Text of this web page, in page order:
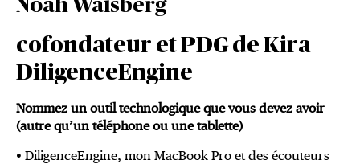
Noah Waisberg
cofondateur et PDG de Kira
DiligenceEngine
Nommez un outil technologique que vous devez avoir
(autre qu’un téléphone ou une tablette)
• DiligenceEngine, mon MacBook Pro et des écouteurs